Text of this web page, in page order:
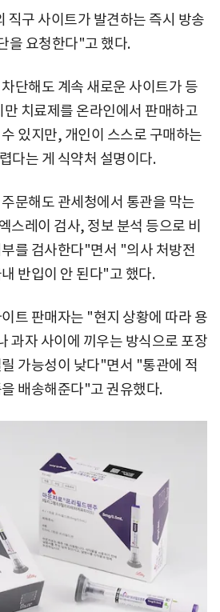
직구 사이트가 발견하는 즉시 방송
을 요청한다"고 했다.
단해도 계속 새로운 사이트가 등
치료제를 온라인에서 판매하고
있지만, 개인이 스스로 구매하는
다는 게 식약처 설명이다.
문해도 관세청에서 통관을 막는
스레이 검사, 정보 분석 등으로 비
를 검사한다"면서 "의사 처방전
반입이 안 된다"고 했다.
트 판매자는 "현지 상황에 따라 용
과자 사이에 끼우는 방식으로 포장
가능성이 낮다"면서 "통관에 적
배송해준다"고 권유했다.